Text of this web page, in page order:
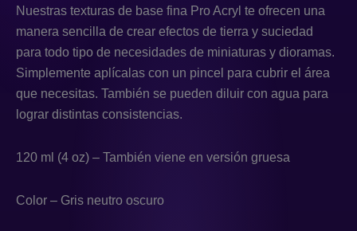
Nuestras texturas de base fina Pro Acryl te ofrecen una
manera sencilla de crear efectos de tierra y suciedad
para todo tipo de necesidades de miniaturas y dioramas.
Simplemente aplícalas con un pincel para cubrir el área
que necesitas. También se pueden diluir con agua para
lograr distintas consistencias.
120 ml (4 oz) – También viene en versión gruesa
Color – Gris neutro oscuro